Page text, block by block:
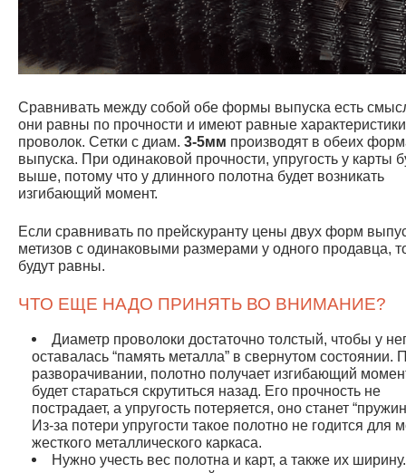
Сравнивать между собой обе формы выпуска есть
они равны по прочности и имеют равные характеристики
проволок. Сетки с диам. 3-5мм производят в обеих
выпуска. При одинаковой прочности, упругость у карты
выше, потому что у длинного полотна будет возникать
изгибающий момент.
Если сравнивать по прейскуранту цены двух форм
метизов с одинаковыми размерами у одного продавца,
будут равны.
ЧТО ЕЩЕ НАДО ПРИНЯТЬ ВО ВНИМАНИЕ?
Диаметр проволоки достаточно толстый, чтобы у
оставалась “память металла” в свернутом состоянии.
разворачивании, полотно получает изгибающий
будет стараться скрутиться назад. Его прочность не
пострадает, а упругость потеряется, оно станет
Из-за потери упругости такое полотно не годится для
жесткого металлического каркаса.
Нужно учесть вес полотна и карт, а также их